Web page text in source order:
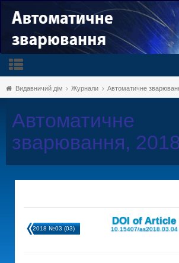
Видавничий дім Журнали Автоматичне
Автоматичне
зварювання,
2018 №03 (03)
DOI of Article
10.15407/as2018.03.04